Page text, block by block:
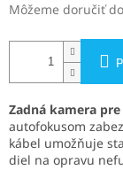
Môžeme doručiť
Zadná kamera pre
autofokusom
kábel umožňuje
diel na opravu